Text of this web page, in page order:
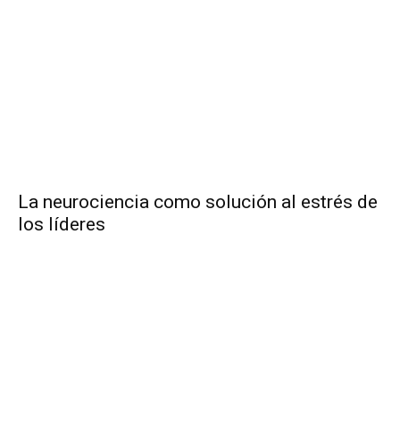
La neurociencia como solución al estrés de
los líderes